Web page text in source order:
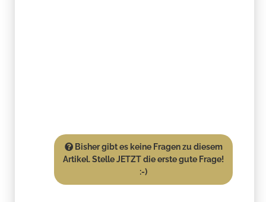
Bisher gibt es keine Fragen zu diesem
Artikel. Stelle JETZT die erste gute Frage!
:-)